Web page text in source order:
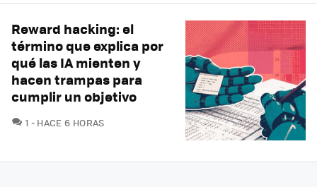
Reward hacking: el
término que explica por
qué las IA mienten y
hacen trampas para
cumplir un objetivo
1 COMENTARIOS
HACE 6 HORAS